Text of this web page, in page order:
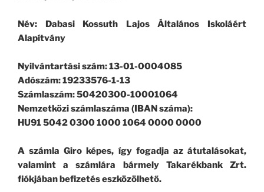
Név: Dabasi Kossuth Lajos Általános Iskoláért
Alapítvány
Nyilvántartási szám: 13-01-0004085
Adószám: 19233576-1-13
Számlaszám: 50420300-10001064
Nemzetközi számlaszáma (IBAN száma):
HU91 5042 0300 1000 1064 0000 0000
A számla Giro képes, így fogadja az átutalásokat,
valamint a számlára bármely Takarékbank Zrt.
fiókjában befizetés eszközölhető.